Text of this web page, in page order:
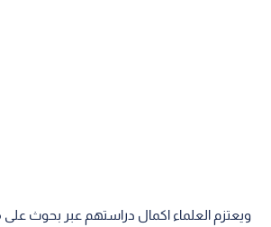
ويعتزم العلماء اكمال دراستهم عبر بحوث